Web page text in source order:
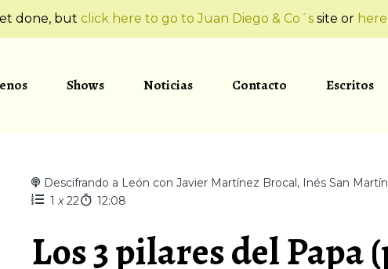
done, but click here to go to Juan Diego & Co´s site or
Shows Noticias Contacto Escritos
Descifrando a León con Javier Martínez Brocal, Inés San
1 x 22 12:08
Los 3 pilares del Papa